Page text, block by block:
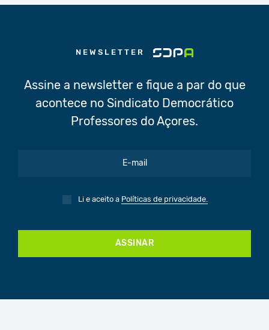
NEWSLETTER
Assine a newsletter e fique a par do que
acontece no Sindicato Democrático
Professores do Açores.
Li e aceito a Políticas de privacidade.
ASSINAR